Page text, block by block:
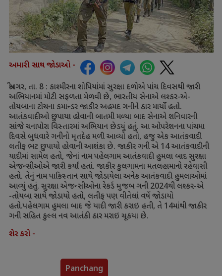
અમારી સાથ જોડાઓ -
શ્રીનગર, તા. 8 : કાશ્મીરના શોપિયાંમાં સુરક્ષા દળોએ પાંચ દિવસથી જારી
અભિયાનમાં મોટી સફળતા મેળવી છે, ભારતીય સેનાએ લશ્કર-એ-
તોયબાના ટોચના કમાન્ડર જાકીર અહમદ ગનીને ઠાર માર્યો હતો.
આતંકવાદીઓ છુપાયા હોવાની બાતમી મળ્યા બાદ સેનાએ શનિવારની
સાંજે ચનાપોરા વિસ્તારમાં અભિયાન છેડયું હતું. આ ઓપરેશનના પાંચમા
દિવસે બુધવારે ગનીનો મૃતદેહ મળી આવ્યો હતો, હજુ એક આતંકવાદી
લતીફ ભટ છુપાયો હોવાની આશંકા છે. જાકીર ગની એ 14આતંકવાદીની
યાદીમાં સામેલ હતો, જેનાં નામ પહેલગામ આતંકવાદી હુમલા બાદ સુરક્ષા
એજન્સીઓએ જારી કર્યાં હતાં. જાકીર કુલગામના મતલહામાનો રહેવાસી
હતો. તેનું નામ પાકિસ્તાન સાથે જોડાયેલા અનેક આતંકવાદી હુમલાઓમાં
આવ્યું હતું. સુરક્ષા એજન્સીઓના રેકર્ડ મુજબ ગની2024થી લશ્કર-એ
-તોયબા સાથે જોડાયો હતો, લતીફ પણ વીતેલાં વર્ષે જોડાયો
હતો.પહેલગામ હુમલા બાદ જે યાદી જારી કરાઇ હતી, તે 14માંથી જાકીર
ગની સહિત કુલ્લ નવ આતંકી ઠાર મરાઇ ચૂકયા છે.
શેર કરો -
Panchang